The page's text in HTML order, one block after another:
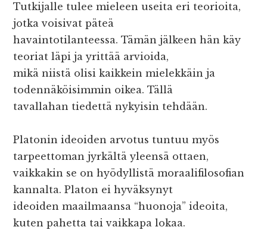
Tutkijalle tulee mieleen useita eri teorioita,
jotka voisivat päteä
havaintotilanteessa. Tämän jälkeen hän käy
teoriat läpi ja yrittää arvioida,
mikä niistä olisi kaikkein mielekkäin ja
todennäköisimmin oikea. Tällä
tavallahan tiedettä nykyisin tehdään.
Platonin ideoiden arvotus tuntuu myös
tarpeettoman jyrkältä yleensä ottaen,
vaikkakin se on hyödyllistä moraalifilosofian
kannalta. Platon ei hyväksynyt
ideoiden maailmaansa “huonoja” ideoita,
kuten pahetta tai vaikkapa lokaa.